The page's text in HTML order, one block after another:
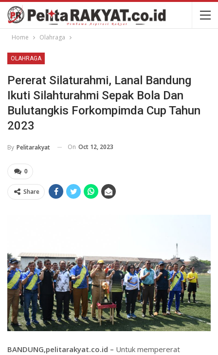
Home Olahraga
OLAHRAGA
Pererat Silaturahmi, Lanal Bandung
Ikuti Silahturahmi Sepak Bola Dan
Bulutangkis Forkompimda Cup Tahun
2023
By Pelitarakyat On Oct 12, 2023
0
Share
BANDUNG,pelitarakyat.co.id – Untuk mempererat